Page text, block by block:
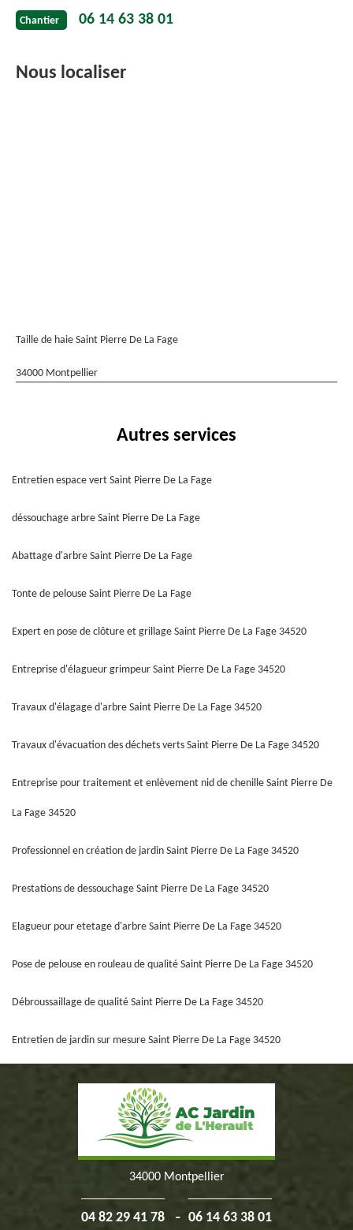
Chantier 06 14 63 38 01
Nous localiser
Taille de haie Saint Pierre De La Fage
34000 Montpellier
Autres services
Entretien espace vert Saint Pierre De La Fage
déssouchage arbre Saint Pierre De La Fage
Abattage d'arbre Saint Pierre De La Fage
Tonte de pelouse Saint Pierre De La Fage
Expert en pose de clôture et grillage Saint Pierre De La Fage 34520
Entreprise d'élagueur grimpeur Saint Pierre De La Fage 34520
Travaux d'élagage d'arbre Saint Pierre De La Fage 34520
Travaux d'évacuation des déchets verts Saint Pierre De La Fage 34520
Entreprise pour traitement et enlèvement nid de chenille Saint Pierre De
La Fage 34520
Professionnel en création de jardin Saint Pierre De La Fage 34520
Prestations de dessouchage Saint Pierre De La Fage 34520
Elagueur pour etetage d'arbre Saint Pierre De La Fage 34520
Pose de pelouse en rouleau de qualité Saint Pierre De La Fage 34520
Débroussaillage de qualité Saint Pierre De La Fage 34520
Entretien de jardin sur mesure Saint Pierre De La Fage 34520
34000 Montpellier
04 82 29 41 78 - 06 14 63 38 01